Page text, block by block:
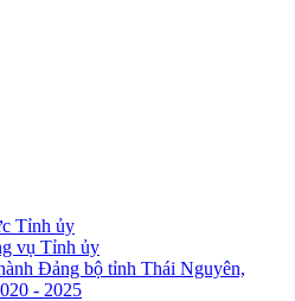
Tỉnh ủy
vụ Tỉnh ủy
Đảng bộ tỉnh Thái Nguyên,
- 2025